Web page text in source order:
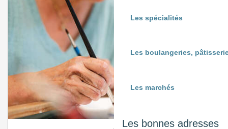
Les spécialités
Les boulangeries,
Les marchés
Les bonnes adresses